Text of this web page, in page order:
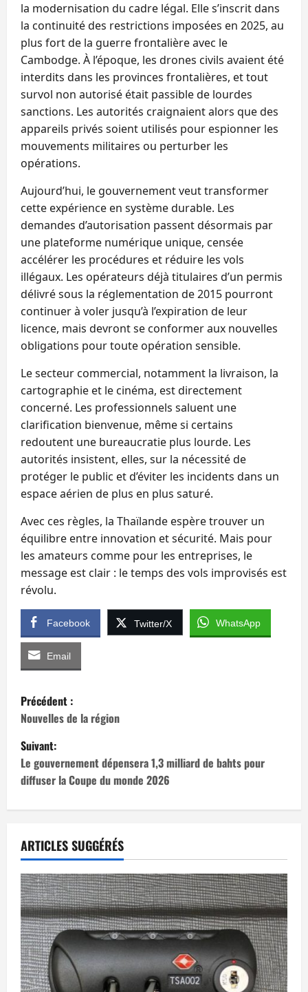
la modernisation du cadre légal. Elle s’inscrit dans
la continuité des restrictions imposées en 2025, au
plus fort de la guerre frontalière avec le
Cambodge. À l’époque, les drones civils avaient été
interdits dans les provinces frontalières, et tout
survol non autorisé était passible de lourdes
sanctions. Les autorités craignaient alors que des
appareils privés soient utilisés pour espionner les
mouvements militaires ou perturber les
opérations.
Aujourd’hui, le gouvernement veut transformer
cette expérience en système durable. Les
demandes d’autorisation passent désormais par
une plateforme numérique unique, censée
accélérer les procédures et réduire les vols
illégaux. Les opérateurs déjà titulaires d’un permis
délivré sous la réglementation de 2015 pourront
continuer à voler jusqu’à l’expiration de leur
licence, mais devront se conformer aux nouvelles
obligations pour toute opération sensible.
Le secteur commercial, notamment la livraison, la
cartographie et le cinéma, est directement
concerné. Les professionnels saluent une
clarification bienvenue, même si certains
redoutent une bureaucratie plus lourde. Les
autorités insistent, elles, sur la nécessité de
protéger le public et d’éviter les incidents dans un
espace aérien de plus en plus saturé.
Avec ces règles, la Thaïlande espère trouver un
équilibre entre innovation et sécurité. Mais pour
les amateurs comme pour les entreprises, le
message est clair : le temps des vols improvisés est
révolu.
Facebook Twitter/X WhatsApp
Email
N
a
v
i
g
a
t
i
o
n
d
Précédent :
Nouvelles de la région
Suivant:
Le gouvernement dépensera 1,3 milliard de bahts pour
diffuser la Coupe du monde 2026
ARTICLES SUGGÉRÉS